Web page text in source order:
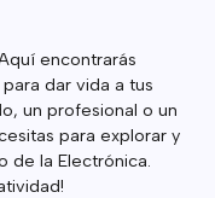
encontrarás
dar vida a tus
un profesional o un
para explorar y
de la Electrónica.